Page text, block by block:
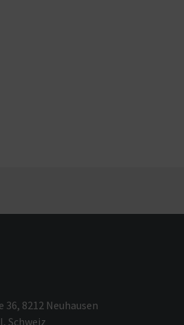
36, 8212 Neuhausen
Schweiz